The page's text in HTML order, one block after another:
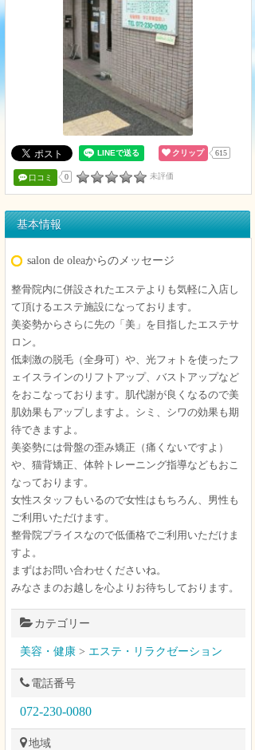
クリップ 615
口コミ 0 未評価
基本情報
salon de oleaからのメッセージ
整骨院内に併設されたエステよりも気軽に入店し
て頂けるエステ施設になっております。
美姿勢からさらに先の「美」を目指したエステサ
ロン。
低刺激の脱毛（全身可）や、光フォトを使ったフ
ェイスラインのリフトアップ、バストアップなど
をおこなっております。肌代謝が良くなるので美
肌効果もアップしますよ。シミ、シワの効果も期
待できますよ。
美姿勢には骨盤の歪み矯正（痛くないですよ）
や、猫背矯正、体幹トレーニング指導などもおこ
なっております。
女性スタッフもいるので女性はもちろん、男性も
ご利用いただけます。
整骨院プライスなので低価格でご利用いただけま
すよ。
まずはお問い合わせくださいね。
みなさまのお越しを心よりお待ちしております。
カテゴリー
美容・健康 > エステ・リラクゼーション
電話番号
072-230-0080
地域